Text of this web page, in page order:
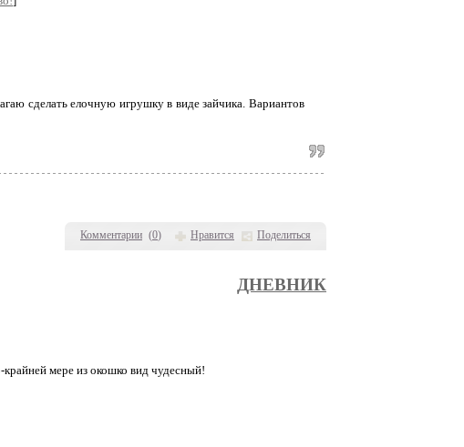
Комментарии (0) Нравится Поделиться
сделать елочную игрушку в виде зайчика. Вариантов
ДНЕВНИК
мере из окошко вид чудесный!